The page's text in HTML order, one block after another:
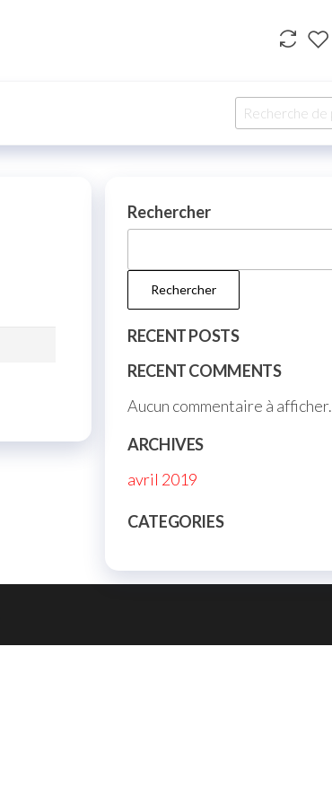
Recherche
pour :
Rechercher
Rechercher
RECENT POSTS
RECENT COMMENTS
Aucun commentaire à afficher.
ARCHIVES
avril 2019
CATEGORIES